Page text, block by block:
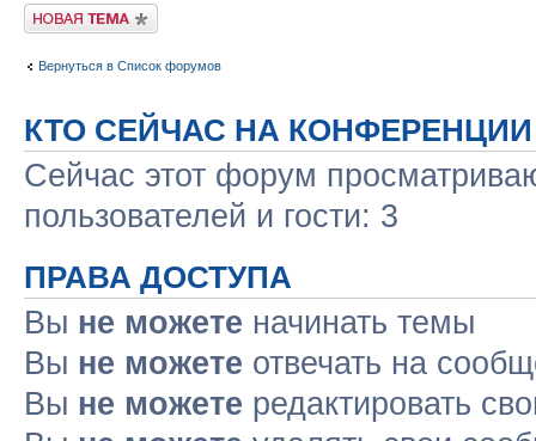
Новая тема
Вернуться в Список форумов
КТО СЕЙЧАС НА КОНФЕРЕНЦИИ
Сейчас этот форум
пользователей и гости: 3
ПРАВА ДОСТУПА
Вы не можете начинать темы
Вы не можете отвечать на
Вы не можете редактировать